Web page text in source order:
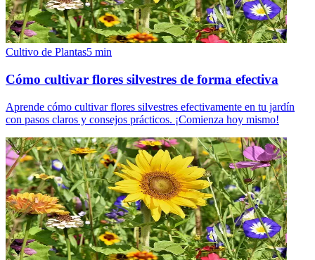
Cultivo de Plantas5 min
Cómo cultivar flores silvestres de forma efectiva
Aprende cómo cultivar flores silvestres efectivamente en tu jardín
con pasos claros y consejos prácticos. ¡Comienza hoy mismo!